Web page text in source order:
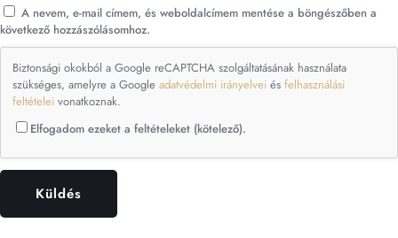
A nevem, e-mail címem, és weboldalcímem mentése a böngészőben a
következő hozzászólásomhoz.
Biztonsági okokból a Google reCAPTCHA szolgáltatásának használata
szükséges, amelyre a Google adatvédelmi irányelvei és felhasználási
feltételei vonatkoznak.
Elfogadom ezeket a feltételeket (kötelező).